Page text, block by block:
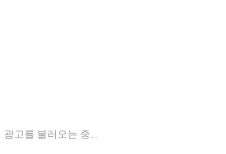
광고를 불러오는 중...